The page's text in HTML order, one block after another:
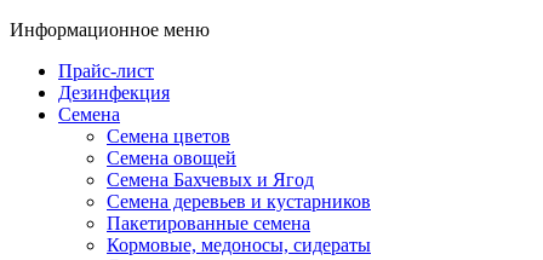
Информационное меню
Прайс-лист
Дезинфекция
Семена
Семена цветов
Семена овощей
Семена Бахчевых и Ягод
Семена деревьев и кустарников
Пакетированные семена
Кормовые, медоносы, сидераты